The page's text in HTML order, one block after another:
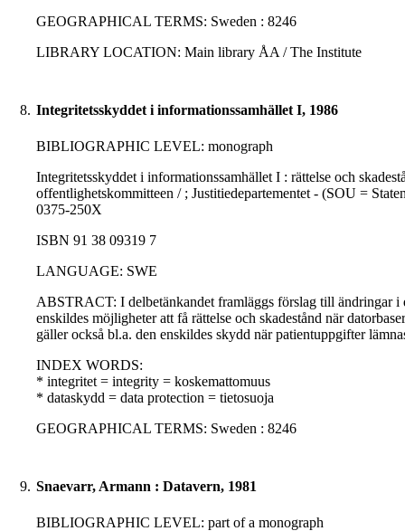
GEOGRAPHICAL TERMS: Sweden : 8246
LIBRARY LOCATION: Main library ÅA / The Institute
8. Integritetsskyddet i informationssamhället I, 1986
BIBLIOGRAPHIC LEVEL: monograph
Integritetsskyddet i informationssamhället I : rättelse och
offentlighetskommitteen / ; Justitiedepartementet - (SOU =
0375-250X
ISBN 91 38 09319 7
LANGUAGE: SWE
ABSTRACT: I delbetänkandet framläggs förslag till ändringar i
enskildes möjligheter att få rättelse och skadestånd när
gäller också bl.a. den enskildes skydd när patientuppgifter
INDEX WORDS:
* integritet = integrity = koskemattomuus
* dataskydd = data protection = tietosuoja
GEOGRAPHICAL TERMS: Sweden : 8246
9. Snaevarr, Armann : Datavern, 1981
BIBLIOGRAPHIC LEVEL: part of a monograph